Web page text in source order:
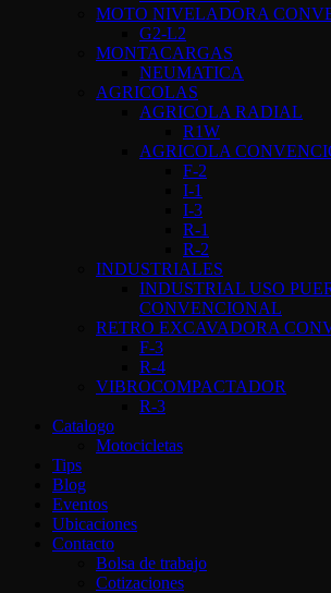
MOTO NIVELADORA
G2-L2
MONTACARGAS
NEUMATICA
AGRICOLAS
AGRICOLA RADIAL
R1W
AGRICOLA
F-2
I-1
I-3
R-1
R-2
INDUSTRIALES
INDUSTRIAL USO
CONVENCIONAL
RETRO EXCAVADORA
F-3
R-4
VIBROCOMPACTADOR
R-3
Catalogo
Motocicletas
Tips
Blog
Eventos
Ubicaciones
Contacto
Bolsa de trabajo
Cotizaciones